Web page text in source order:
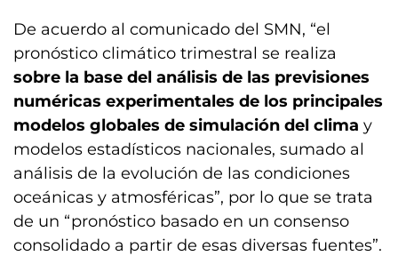
De acuerdo al comunicado del SMN, “el
pronóstico climático trimestral se realiza
sobre la base del análisis de las previsiones
numéricas experimentales de los principales
modelos globales de simulación del clima y
modelos estadísticos nacionales, sumado al
análisis de la evolución de las condiciones
oceánicas y atmosféricas”, por lo que se trata
de un “pronóstico basado en un consenso
consolidado a partir de esas diversas fuentes”.